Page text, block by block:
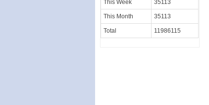
This Week 35113
This Month 35113
Total 11986115